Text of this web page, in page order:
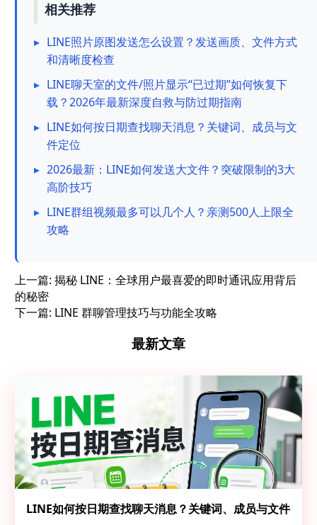
相关推荐
▸ LINE照片原图发送怎么设置？发送画质、文件方式
和清晰度检查
▸ LINE聊天室的文件/照片显示“已过期”如何恢复下
载？2026年最新深度自救与防过期指南
▸ LINE如何按日期查找聊天消息？关键词、成员与文
件定位
▸ 2026最新：LINE如何发送大文件？突破限制的3大
高阶技巧
▸ LINE群组视频最多可以几个人？亲测500人上限全
攻略
上一篇: 揭秘 LINE：全球用户最喜爱的即时通讯应用背后
的秘密
下一篇: LINE 群聊管理技巧与功能全攻略
最新文章
LINE如何按日期查找聊天消息？关键词、成员与文件